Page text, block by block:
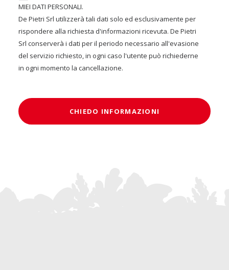
MIEI DATI PERSONALI.
De Pietri Srl utilizzerà tali dati solo ed esclusivamente per
rispondere alla richiesta d'informazioni ricevuta. De Pietri
Srl conserverà i dati per il periodo necessario all'evasione
del servizio richiesto, in ogni caso l'utente può richiederne
in ogni momento la cancellazione.